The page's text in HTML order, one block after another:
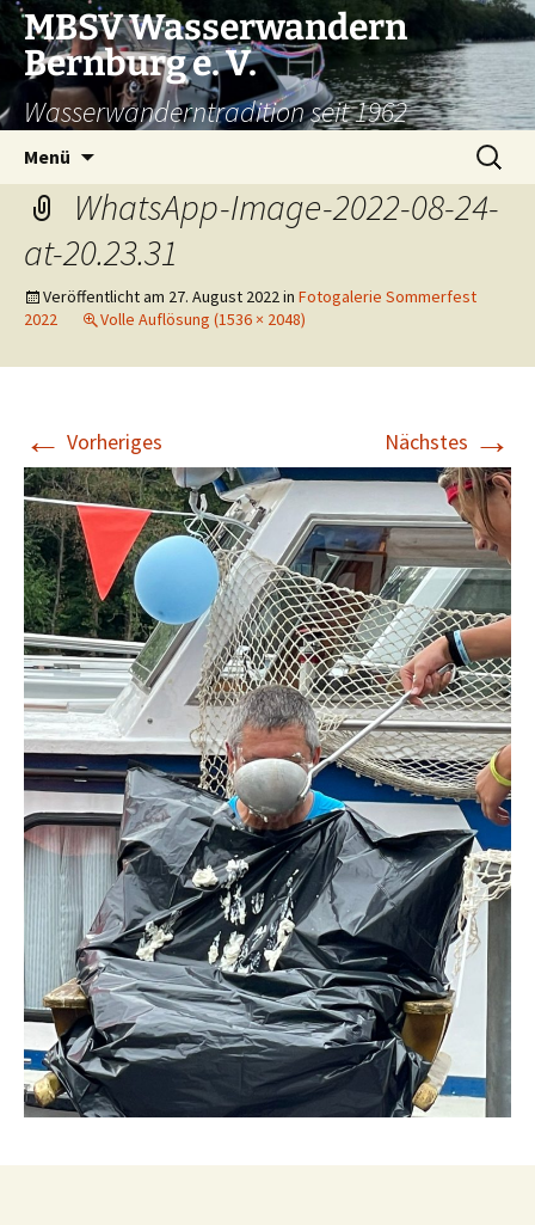
Zum
Inhalt
springen
MBSV Wasserwandern
Bernburg e. V.
Wasserwanderntradition seit 1962
Menü
Suchen
nach:
WhatsApp-Image-2022-08-24-
at-20.23.31
Veröffentlicht am 27. August 2022in Fotogalerie Sommerfest
2022
Volle Auflösung (1536 × 2048)
← Vorheriges Nächstes →